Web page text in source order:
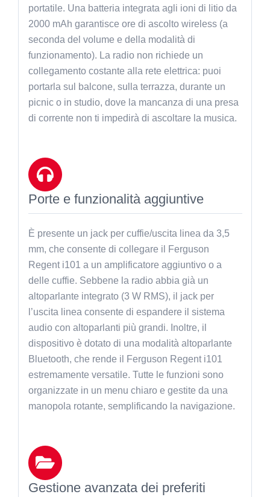
portatile. Una batteria integrata agli ioni di litio da
2000 mAh garantisce ore di ascolto wireless (a
seconda del volume e della modalità di
funzionamento). La radio non richiede un
collegamento costante alla rete elettrica: puoi
portarla sul balcone, sulla terrazza, durante un
picnic o in studio, dove la mancanza di una presa
di corrente non ti impedirà di ascoltare la musica.
Porte e funzionalità aggiuntive
È presente un jack per cuffie/uscita linea da 3,5
mm, che consente di collegare il Ferguson
Regent i101 a un amplificatore aggiuntivo o a
delle cuffie. Sebbene la radio abbia già un
altoparlante integrato (3 W RMS), il jack per
l’uscita linea consente di espandere il sistema
audio con altoparlanti più grandi. Inoltre, il
dispositivo è dotato di una modalità altoparlante
Bluetooth, che rende il Ferguson Regent i101
estremamente versatile. Tutte le funzioni sono
organizzate in un menu chiaro e gestite da una
manopola rotante, semplificando la navigazione.
Gestione avanzata dei preferiti